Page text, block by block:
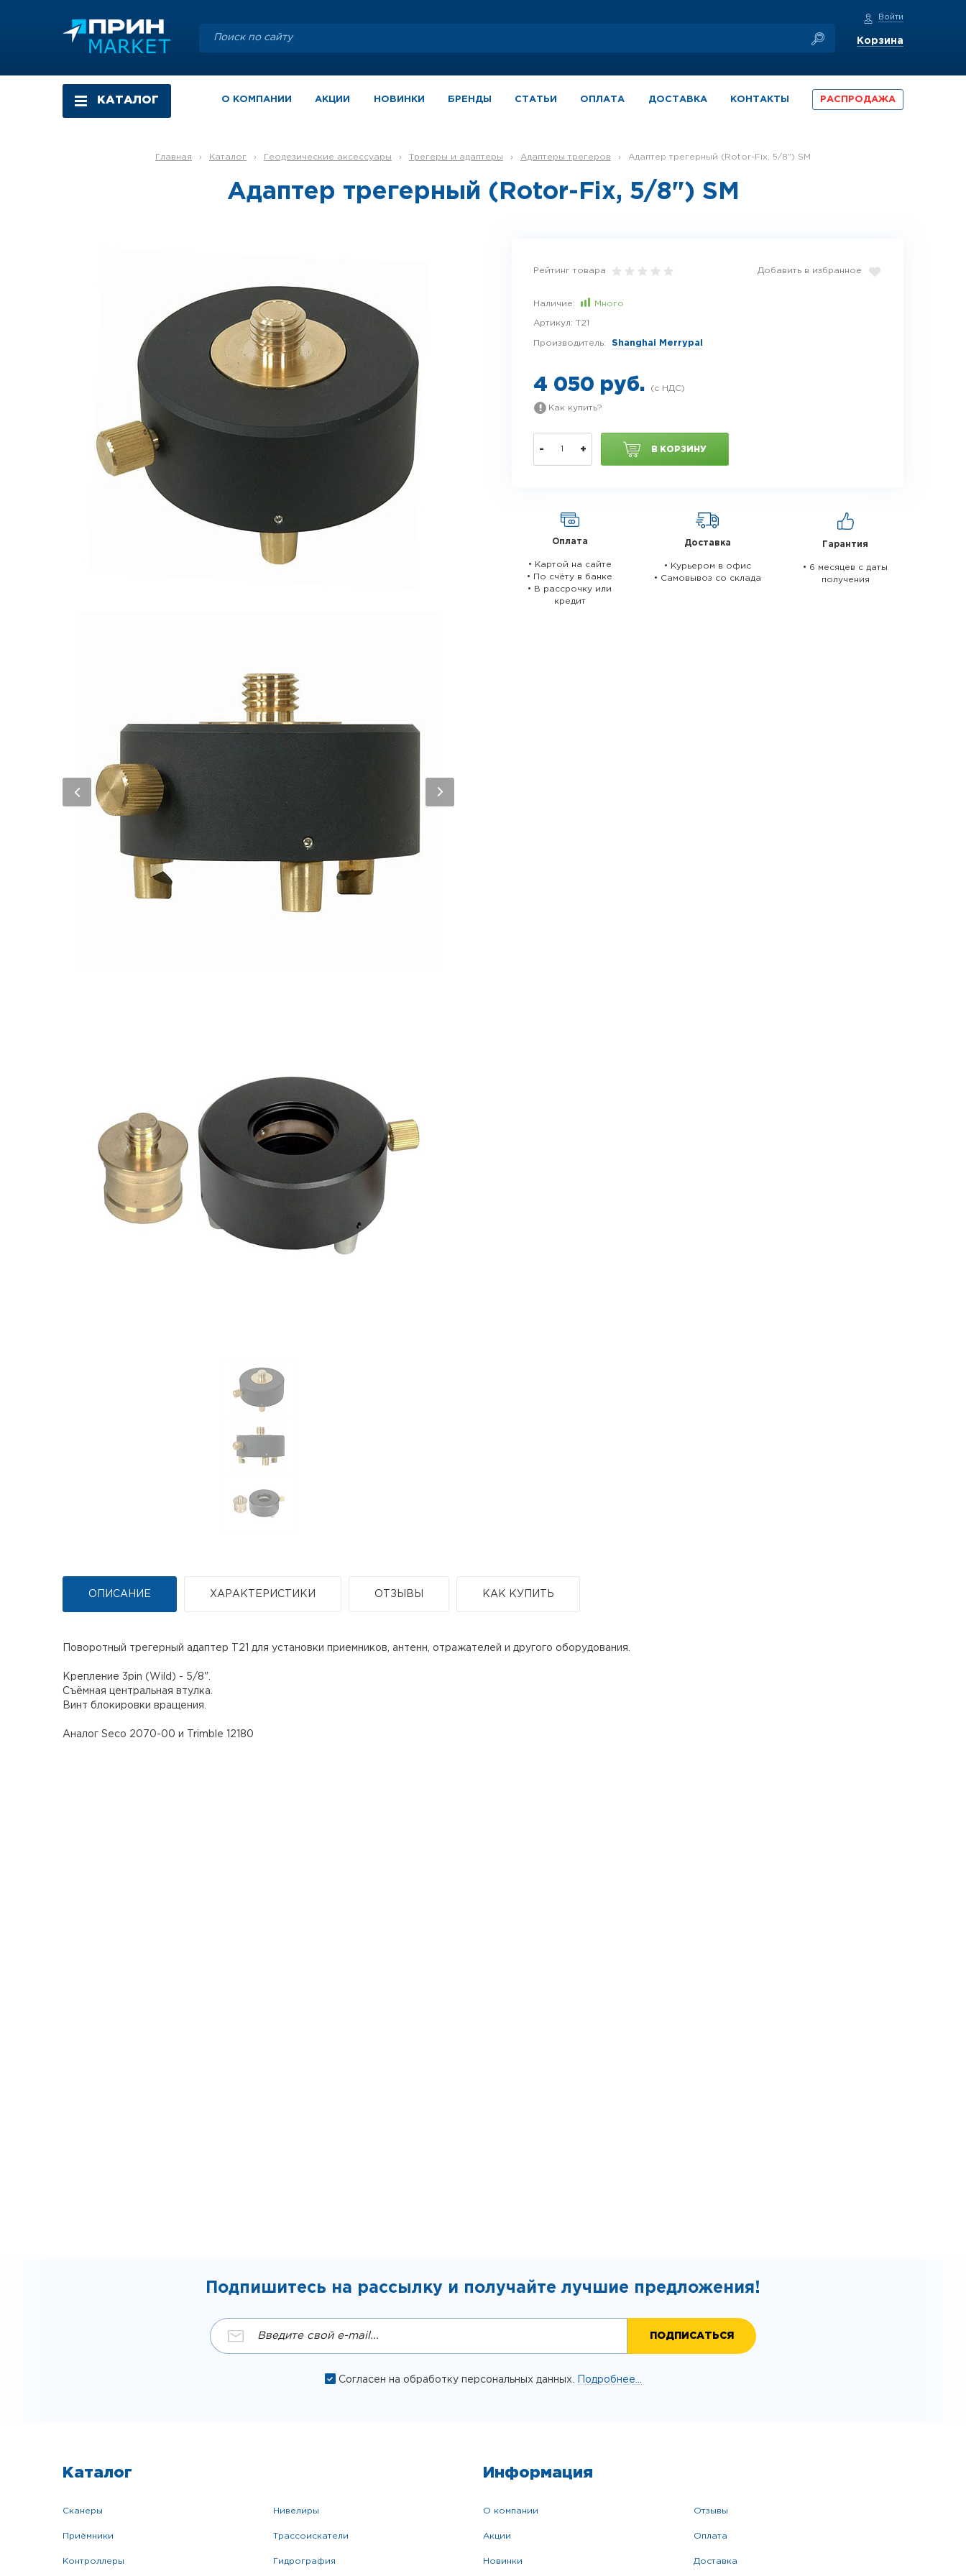
Корзина
Войти
КАТАЛОГ О КОМПАНИИ АКЦИИ НОВИНКИ БРЕНДЫ СТАТЬИ ОПЛАТА ДОСТАВКА КОНТАКТЫ РАСПРОДАЖА
Главная › Каталог › Геодезические аксессуары › Трегеры и адаптеры › Адаптеры трегеров › Адаптер трегерный (Rotor-Fix, 5/8") SМ
Адаптер трегерный (Rotor-Fix, 5/8") SМ
Рейтинг товара Добавить в избранное
Наличие: Много
Артикул: T21
Производитель: Shanghai Merrypal
4 050 руб.
Как купить?
- + В КОРЗИНУ
Оплата
• Картой на сайте
• По счёту в банке
• В рассрочку или
кредит
Доставка
• Курьером в офис
• Самовывоз со склада
Гарантия
• 6 месяцев c даты
получения
ОПИСАНИЕ ХАРАКТЕРИСТИКИ ОТЗЫВЫ КАК КУПИТЬ
Поворотный трегерный адаптер T21 для установки приемников, антенн, отражателей и другого оборудования.
Крепление 3pin (Wild) - 5/8".
Съёмная центральная втулка.
Винт блокировки вращения.
Аналог Seco 2070-00 и Trimble 12180
Подпишитесь на рассылку и получайте лучшие предложения!
Согласен на обработку персональных данных. Подробнее...
Каталог
сканеры
приёмники
контроллеры
нивелиры
трассоискатели
гидрография
Информация
о компании
акции
новинки
отзывы
оплата
доставка